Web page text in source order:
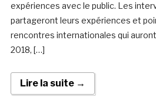
expériences avec le public. Les
partageront leurs expériences et
rencontres internationales qui
2018, […]
Lire la suite →